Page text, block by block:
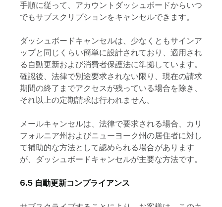
手順に従って、アカウントダッシュボードからいつ
でもサブスクリプションをキャンセルできます。
ダッシュボードキャンセルは、少なくともサインア
ップと同じくらい簡単に設計されており、適用され
る自動更新および消費者保護法に準拠しています。
確認後、法律で別途要求されない限り、現在の請求
期間の終了までアクセスが残っている場合を除き、
それ以上の定期請求は行われません。
メールキャンセルは、法律で要求される場合、カリ
フォルニア州およびニューヨーク州の居住者に対し
て補助的な方法として認められる場合があります
が、ダッシュボードキャンセルが主要な方法です。
6.5 自動更新コンプライアンス